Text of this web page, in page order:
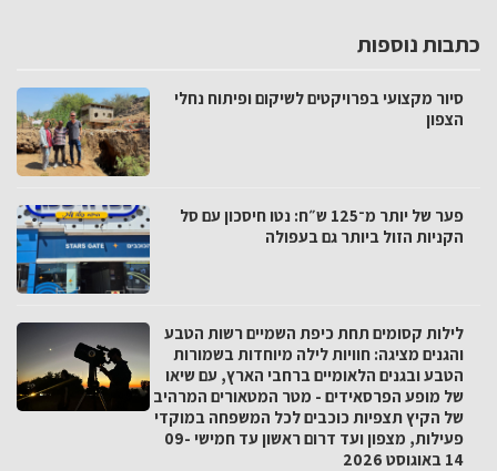
כתבות נוספות
סיור מקצועי בפרויקטים לשיקום ופיתוח נחלי
הצפון
פער של יותר מ־125 ש״ח: נטו חיסכון עם סל
הקניות הזול ביותר גם בעפולה
לילות קסומים תחת כיפת השמיים רשות הטבע
והגנים מציגה: חוויות לילה מיוחדות בשמורות
הטבע ובגנים הלאומיים ברחבי הארץ, עם שיאו
של מופע הפרסאידים - מטר המטאורים המרהיב
של הקיץ תצפיות כוכבים לכל המשפחה במוקדי
פעילות, מצפון ועד דרום ראשון עד חמישי 09-
14 באוגוסט 2026